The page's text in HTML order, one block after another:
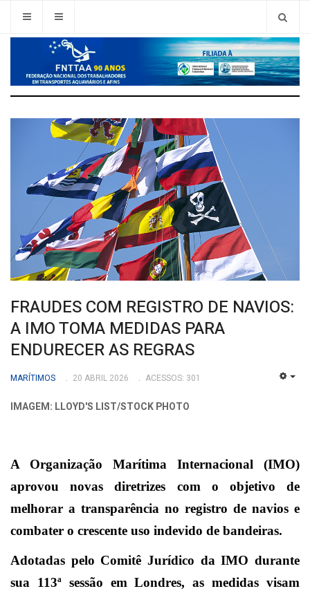
FRAUDES COM REGISTRO DE NAVIOS:
A IMO TOMA MEDIDAS PARA
ENDURECER AS REGRAS
MARÍTIMOS 20 ABRIL 2026 ACESSOS: 301
IMAGEM: LLOYD'S LIST/STOCK PHOTO
A Organização Marítima Internacional (IMO)
aprovou novas diretrizes com o objetivo de
melhorar a transparência no registro de navios e
combater o crescente uso indevido de bandeiras.
Adotadas pelo Comitê Jurídico da IMO durante
sua 113ª sessão em Londres, as medidas visam